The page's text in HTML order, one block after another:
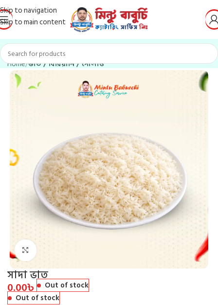
Skip to navigation
Skip to main content
Home ভাত / বিরিয়ানি / পোলাও
Click to enlarge
সাদা ভাত
0.00৳
Out of stock
Out of stock